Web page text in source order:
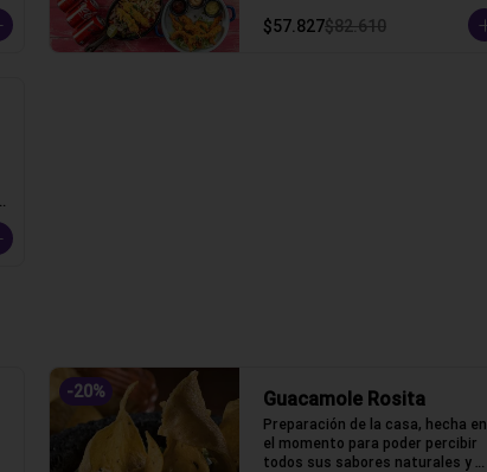
trigo)
$57.827$82.610
-20% Guacamole Rosita
Preparación de la casa, hecha en
el momento para poder percibir
todos sus sabores naturales y